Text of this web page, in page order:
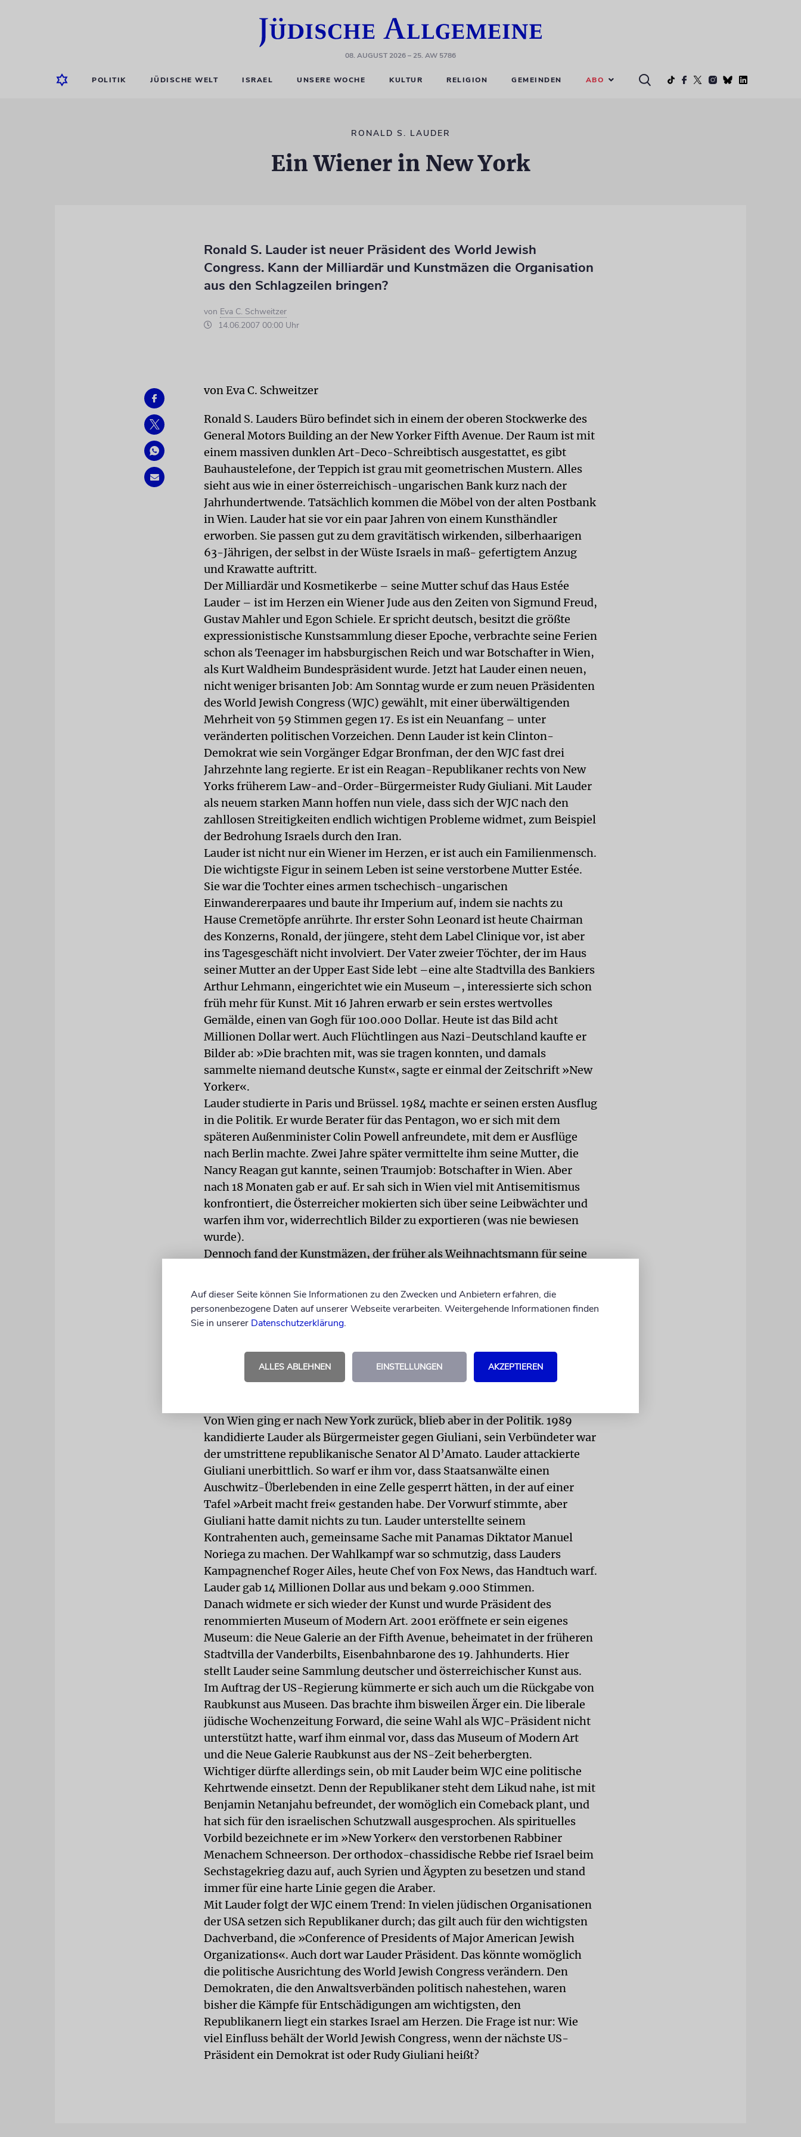
08. AUGUST 2026– 25. AW 5786
POLITIK JÜDISCHE WELT ISRAEL UNSERE WOCHE KULTUR RELIGION GEMEINDEN ABO
RONALD S. LAUDER
Ein Wiener in New York
Ronald S. Lauder ist neuer Präsident des World Jewish
Congress. Kann der Milliardär und Kunstmäzen die Organisation
aus den Schlagzeilen bringen?
von Eva C. Schweitzer
14.06.2007 00:00 Uhr
von Eva C. Schweitzer
Ronald S. Lauders Büro befindet sich in einem der oberen Stockwerke des
General Motors Building an der New Yorker Fifth Avenue. Der Raum ist mit
einem massiven dunklen Art-Deco-Schreibtisch ausgestattet, es gibt
Bauhaustelefone, der Teppich ist grau mit geometrischen Mustern. Alles
sieht aus wie in einer österreichisch-ungarischen Bank kurz nach der
Jahrhundertwende. Tatsächlich kommen die Möbel von der alten Postbank
in Wien. Lauder hat sie vor ein paar Jahren von einem Kunsthändler
erworben. Sie passen gut zu dem gravitätisch wirkenden, silberhaarigen
63-Jährigen, der selbst in der Wüste Israels in maß- gefertigtem Anzug
und Krawatte auftritt.
Der Milliardär und Kosmetikerbe – seine Mutter schuf das Haus Estée
Lauder – ist im Herzen ein Wiener Jude aus den Zeiten von Sigmund Freud,
Gustav Mahler und Egon Schiele. Er spricht deutsch, besitzt die größte
expressionistische Kunstsammlung dieser Epoche, verbrachte seine Ferien
schon als Teenager im habsburgischen Reich und war Botschafter in Wien,
als Kurt Waldheim Bundespräsident wurde. Jetzt hat Lauder einen neuen,
nicht weniger brisanten Job: Am Sonntag wurde er zum neuen Präsidenten
des World Jewish Congress (WJC) gewählt, mit einer überwältigenden
Mehrheit von 59 Stimmen gegen 17. Es ist ein Neuanfang – unter
veränderten politischen Vorzeichen. Denn Lauder ist kein Clinton-
Demokrat wie sein Vorgänger Edgar Bronfman, der den WJC fast drei
Jahrzehnte lang regierte. Er ist ein Reagan-Republikaner rechts von New
Yorks früherem Law-and-Order-Bürgermeister Rudy Giuliani. Mit Lauder
als neuem starken Mann hoffen nun viele, dass sich der WJC nach den
zahllosen Streitigkeiten endlich wichtigen Probleme widmet, zum Beispiel
der Bedrohung Israels durch den Iran.
Lauder ist nicht nur ein Wiener im Herzen, er ist auch ein Familienmensch.
Die wichtigste Figur in seinem Leben ist seine verstorbene Mutter Estée.
Sie war die Tochter eines armen tschechisch-ungarischen
Einwandererpaares und baute ihr Imperium auf, indem sie nachts zu
Hause Cremetöpfe anrührte. Ihr erster Sohn Leonard ist heute Chairman
des Konzerns, Ronald, der jüngere, steht dem Label Clinique vor, ist aber
ins Tagesgeschäft nicht involviert. Der Vater zweier Töchter, der im Haus
seiner Mutter an der Upper East Side lebt –eine alte Stadtvilla des Bankiers
Arthur Lehmann, eingerichtet wie ein Museum –, interessierte sich schon
früh mehr für Kunst. Mit 16 Jahren erwarb er sein erstes wertvolles
Gemälde, einen van Gogh für 100.000 Dollar. Heute ist das Bild acht
Millionen Dollar wert. Auch Flüchtlingen aus Nazi-Deutschland kaufte er
Bilder ab: »Die brachten mit, was sie tragen konnten, und damals
sammelte niemand deutsche Kunst«, sagte er einmal der Zeitschrift »New
Yorker«.
Lauder studierte in Paris und Brüssel. 1984 machte er seinen ersten Ausflug
in die Politik. Er wurde Berater für das Pentagon, wo er sich mit dem
späteren Außenminister Colin Powell anfreundete, mit dem er Ausflüge
nach Berlin machte. Zwei Jahre später vermittelte ihm seine Mutter, die
Nancy Reagan gut kannte, seinen Traumjob: Botschafter in Wien. Aber
nach 18 Monaten gab er auf. Er sah sich in Wien viel mit Antisemitismus
konfrontiert, die Österreicher mokierten sich über seine Leibwächter und
warfen ihm vor, widerrechtlich Bilder zu exportieren (was nie bewiesen
wurde).
Dennoch fand der Kunstmäzen, der früher als Weihnachtsmann für seine
Osteuropas unterstützt, in Berlin gibt es das Jüdische Lehrhaus in der
Rykestraße im Bezirk Prenzlauer Berg. Lauder engagiert sich zudem bei
dem American Jewish Joint Distribution Committee, der Anti-Defamation
League Foundation und der Brandeis University. Auch bei Yad Vashem und
Von Wien ging er nach New York zurück, blieb aber in der Politik. 1989
kandidierte Lauder als Bürgermeister gegen Giuliani, sein Verbündeter war
der umstrittene republikanische Senator Al D’Amato. Lauder attackierte
Giuliani unerbittlich. So warf er ihm vor, dass Staatsanwälte einen
Auschwitz-Überlebenden in eine Zelle gesperrt hätten, in der auf einer
Tafel »Arbeit macht frei« gestanden habe. Der Vorwurf stimmte, aber
Giuliani hatte damit nichts zu tun. Lauder unterstellte seinem
Kontrahenten auch, gemeinsame Sache mit Panamas Diktator Manuel
Noriega zu machen. Der Wahlkampf war so schmutzig, dass Lauders
Kampagnenchef Roger Ailes, heute Chef von Fox News, das Handtuch warf.
Lauder gab 14 Millionen Dollar aus und bekam 9.000 Stimmen.
Danach widmete er sich wieder der Kunst und wurde Präsident des
renommierten Museum of Modern Art. 2001 eröffnete er sein eigenes
Museum: die Neue Galerie an der Fifth Avenue, beheimatet in der früheren
Stadtvilla der Vanderbilts, Eisenbahnbarone des 19. Jahhunderts. Hier
stellt Lauder seine Sammlung deutscher und österreichischer Kunst aus.
Im Auftrag der US-Regierung kümmerte er sich auch um die Rückgabe von
Raubkunst aus Museen. Das brachte ihm bisweilen Ärger ein. Die liberale
jüdische Wochenzeitung Forward, die seine Wahl als WJC-Präsident nicht
unterstützt hatte, warf ihm einmal vor, dass das Museum of Modern Art
und die Neue Galerie Raubkunst aus der NS-Zeit beherbergten.
Wichtiger dürfte allerdings sein, ob mit Lauder beim WJC eine politische
Kehrtwende einsetzt. Denn der Republikaner steht dem Likud nahe, ist mit
Benjamin Netanjahu befreundet, der womöglich ein Comeback plant, und
hat sich für den israelischen Schutzwall ausgesprochen. Als spirituelles
Vorbild bezeichnete er im »New Yorker« den verstorbenen Rabbiner
Menachem Schneerson. Der orthodox-chassidische Rebbe rief Israel beim
Sechstagekrieg dazu auf, auch Syrien und Ägypten zu besetzen und stand
immer für eine harte Linie gegen die Araber.
Mit Lauder folgt der WJC einem Trend: In vielen jüdischen Organisationen
der USA setzen sich Republikaner durch; das gilt auch für den wichtigsten
Dachverband, die »Conference of Presidents of Major American Jewish
Organizations«. Auch dort war Lauder Präsident. Das könnte womöglich
die politische Ausrichtung des World Jewish Congress verändern. Den
Demokraten, die den Anwaltsverbänden politisch nahestehen, waren
bisher die Kämpfe für Entschädigungen am wichtigsten, den
Republikanern liegt ein starkes Israel am Herzen. Die Frage ist nur: Wie
viel Einfluss behält der World Jewish Congress, wenn der nächste US-
Präsident ein Demokrat ist oder Rudy Giuliani heißt?
Auf dieser Seite können Sie Informationen zu den Zwecken und Anbietern erfahren, die
personenbezogene Daten auf unserer Webseite verarbeiten. Weitergehende Informationen finden
Sie in unserer Datenschutzerklärung.
ALLES ABLEHNEN EINSTELLUNGEN AKZEPTIEREN